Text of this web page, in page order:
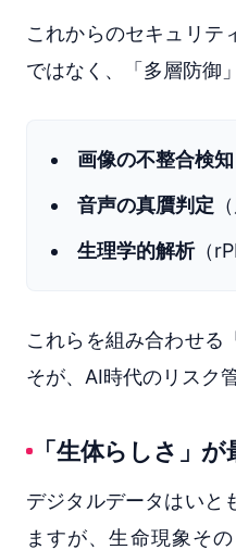
これからのセキュリテ
ではなく、「多層防御
画像の不整合検知
音声の真贋判定
生理学的解析（
これらを組み合わせる
そが、AI時代のリスク
「生体らしさ」
デジタルデータはいと
ますが、生命現象そ